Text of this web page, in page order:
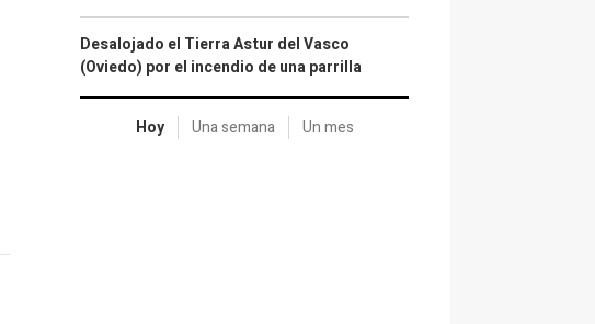
Desalojado el Tierra Astur del Vasco
(Oviedo) por el incendio de una parrilla
Hoy Una semana Un mes